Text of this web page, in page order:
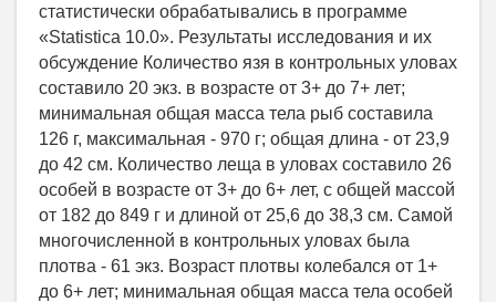
статистически обрабатывались в программе
«Statistica 10.0». Результаты исследования и их
обсуждение Количество язя в контрольных уловах
составило 20 экз. в возрасте от 3+ до 7+ лет;
минимальная общая масса тела рыб составила
126 г, максимальная - 970 г; общая длина - от 23,9
до 42 см. Количество леща в уловах составило 26
особей в возрасте от 3+ до 6+ лет, с общей массой
от 182 до 849 г и длиной от 25,6 до 38,3 см. Самой
многочисленной в контрольных уловах была
плотва - 61 экз. Возраст плотвы колебался от 1+
до 6+ лет; минимальная общая масса тела особей